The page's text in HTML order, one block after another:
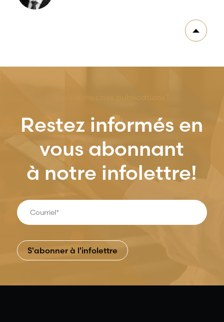
Restez informés en
vous abonnant
à notre infolettre!